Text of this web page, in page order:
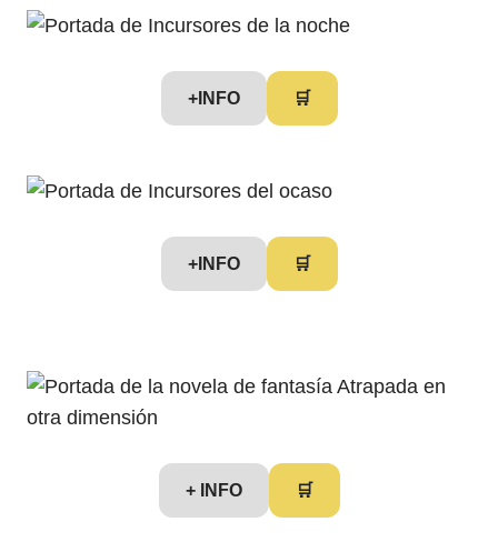
+INFO 🛒
+INFO 🛒
+ INFO 🛒